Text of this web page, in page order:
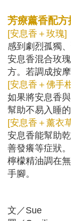
芳療薰香配方
[安息香＋玫瑰]
感到劇烈孤獨
安息香混合玫
方。若調成按
[安息香＋佛手
如果將安息香
幫助不易入睡
[安息香＋薰衣
安息香能幫助
善發癢等症狀
檸檬精油調在
手腳。
文／Sue